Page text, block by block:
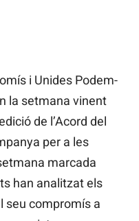
i Unides Podem-
la setmana vinent
de l’Acord del
per a les
marcada
han analitzat els
seu compromís a